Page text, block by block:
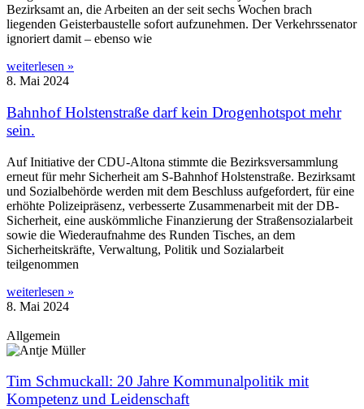
Bezirksamt an, die Arbeiten an der seit sechs Wochen brach
liegenden Geisterbaustelle sofort aufzunehmen. Der Verkehrssenator
ignoriert damit – ebenso wie
weiterlesen »
8. Mai 2024
Bahnhof Holstenstraße darf kein Drogenhotspot mehr
sein.
Auf Initiative der CDU-Altona stimmte die Bezirksversammlung
erneut für mehr Sicherheit am S-Bahnhof Holstenstraße. Bezirksamt
und Sozialbehörde werden mit dem Beschluss aufgefordert, für eine
erhöhte Polizeipräsenz, verbesserte Zusammenarbeit mit der DB-
Sicherheit, eine auskömmliche Finanzierung der Straßensozialarbeit
sowie die Wiederaufnahme des Runden Tisches, an dem
Sicherheitskräfte, Verwaltung, Politik und Sozialarbeit
teilgenommen
weiterlesen »
8. Mai 2024
Allgemein
Tim Schmuckall: 20 Jahre Kommunalpolitik mit
Kompetenz und Leidenschaft